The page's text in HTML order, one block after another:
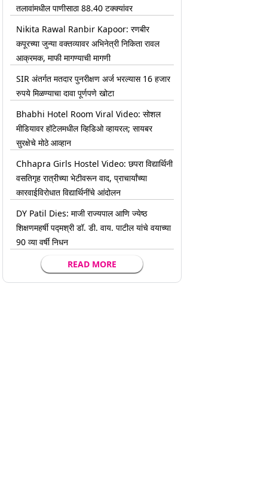
तलावांमधील पाणीसाठा 88.40 टक्क्यांवर
Nikita Rawal Ranbir Kapoor: रणबीर
कपूरच्या जुन्या वक्तव्यावर अभिनेत्री निकिता रावल
आक्रमक, माफी मागण्याची मागणी
SIR अंतर्गत मतदार पुनरीक्षण अर्ज भरल्यास 16 हजार
रुपये मिळण्याचा दावा पूर्णपणे खोटा
Bhabhi Hotel Room Viral Video: सोशल
मीडियावर हॉटेलमधील व्हिडिओ व्हायरल; सायबर
सुरक्षेचे मोठे आव्हान
Chhapra Girls Hostel Video: छपरा विद्यार्थिनी
वसतिगृह रात्रीच्या भेटीवरून वाद, प्राचार्यांच्या
कारवाईविरोधात विद्यार्थिनींचे आंदोलन
DY Patil Dies: माजी राज्यपाल आणि ज्येष्ठ
शिक्षणमहर्षी पद्मश्री डॉ. डी. वाय. पाटील यांचे वयाच्या
90 व्या वर्षी निधन
READ MORE